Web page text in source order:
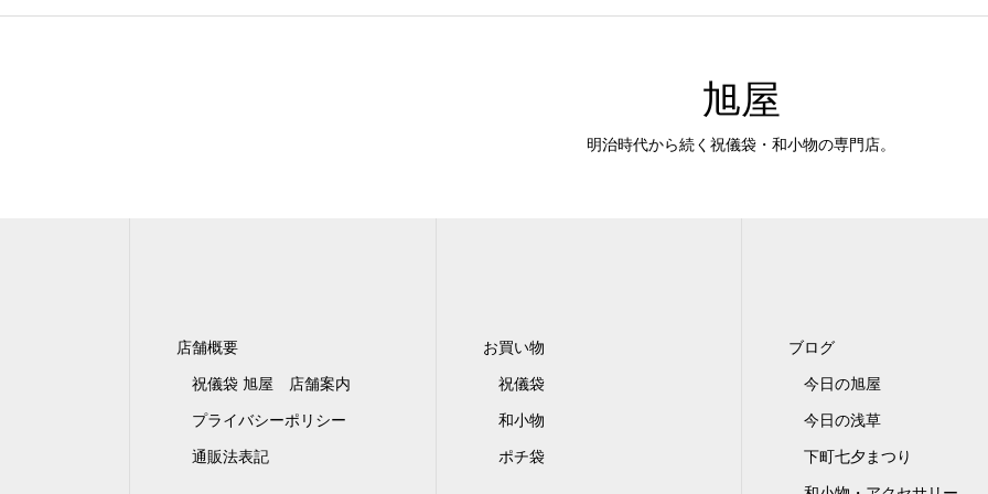
旭屋
明治時代から続く祝儀袋・和小物の専門店。
店舗概要
祝儀袋 旭屋 店舗案内
プライバシーポリシー
通販法表記
お買い物
祝儀袋
和小物
ポチ袋
ブログ
今日の旭屋
今日の浅草
下町七夕まつり